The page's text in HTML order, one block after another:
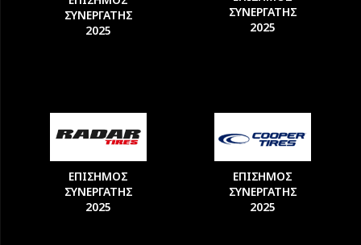
ΣΥΝΕΡΓΑΤΗΣ
2025
ΣΥΝΕΡΓΑΤΗΣ
2025
ΕΠΙΣΗΜΟΣ
ΣΥΝΕΡΓΑΤΗΣ
2025
ΕΠΙΣΗΜΟΣ
ΣΥΝΕΡΓΑΤΗΣ
2025